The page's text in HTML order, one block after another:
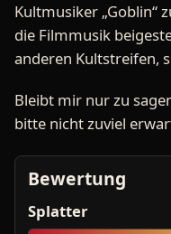
Kultmusiker „Goblin“
die Filmmusik
anderen Kultstreifen,
Bleibt mir nur zu
bitte nicht zuviel
Bewertung
Splatter